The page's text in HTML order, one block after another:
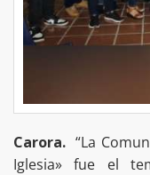
Carora. “La
Iglesia» fue el